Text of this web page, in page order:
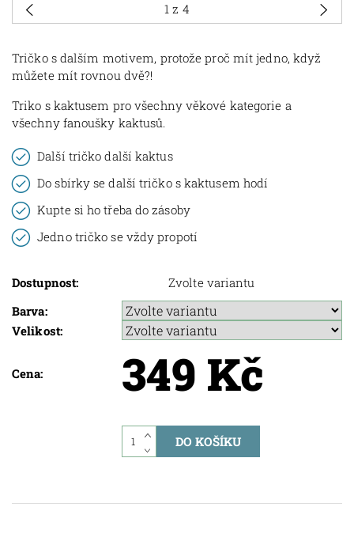
1 z 4
Tričko s dalším motivem, protože proč mít jedno, když
můžete mít rovnou dvě?!
Triko s kaktusem pro všechny věkové kategorie a
všechny fanoušky kaktusů.
Další tričko další kaktus
Do sbírky se další tričko s kaktusem hodí
Kupte si ho třeba do zásoby
Jedno tričko se vždy propotí
Dostupnost:
Zvolte variantu
Barva:
Velikost:
Cena: 349 Kč